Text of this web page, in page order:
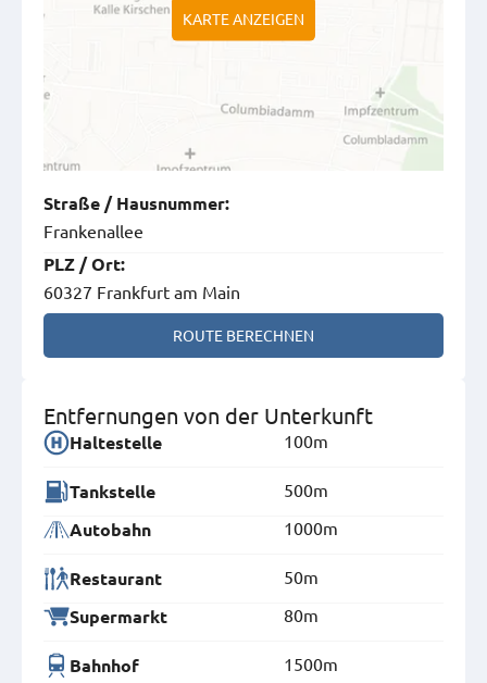
KARTE ANZEIGEN
Straße / Hausnummer:
Frankenallee
PLZ /Ort:
60327 Frankfurt am Main
ROUTE BERECHNEN
Entfernungen von der Unterkunft
Haltestelle 100m
Tankstelle 500m
Autobahn 1000m
Restaurant 50m
Supermarkt 80m
Bahnhof 1500m